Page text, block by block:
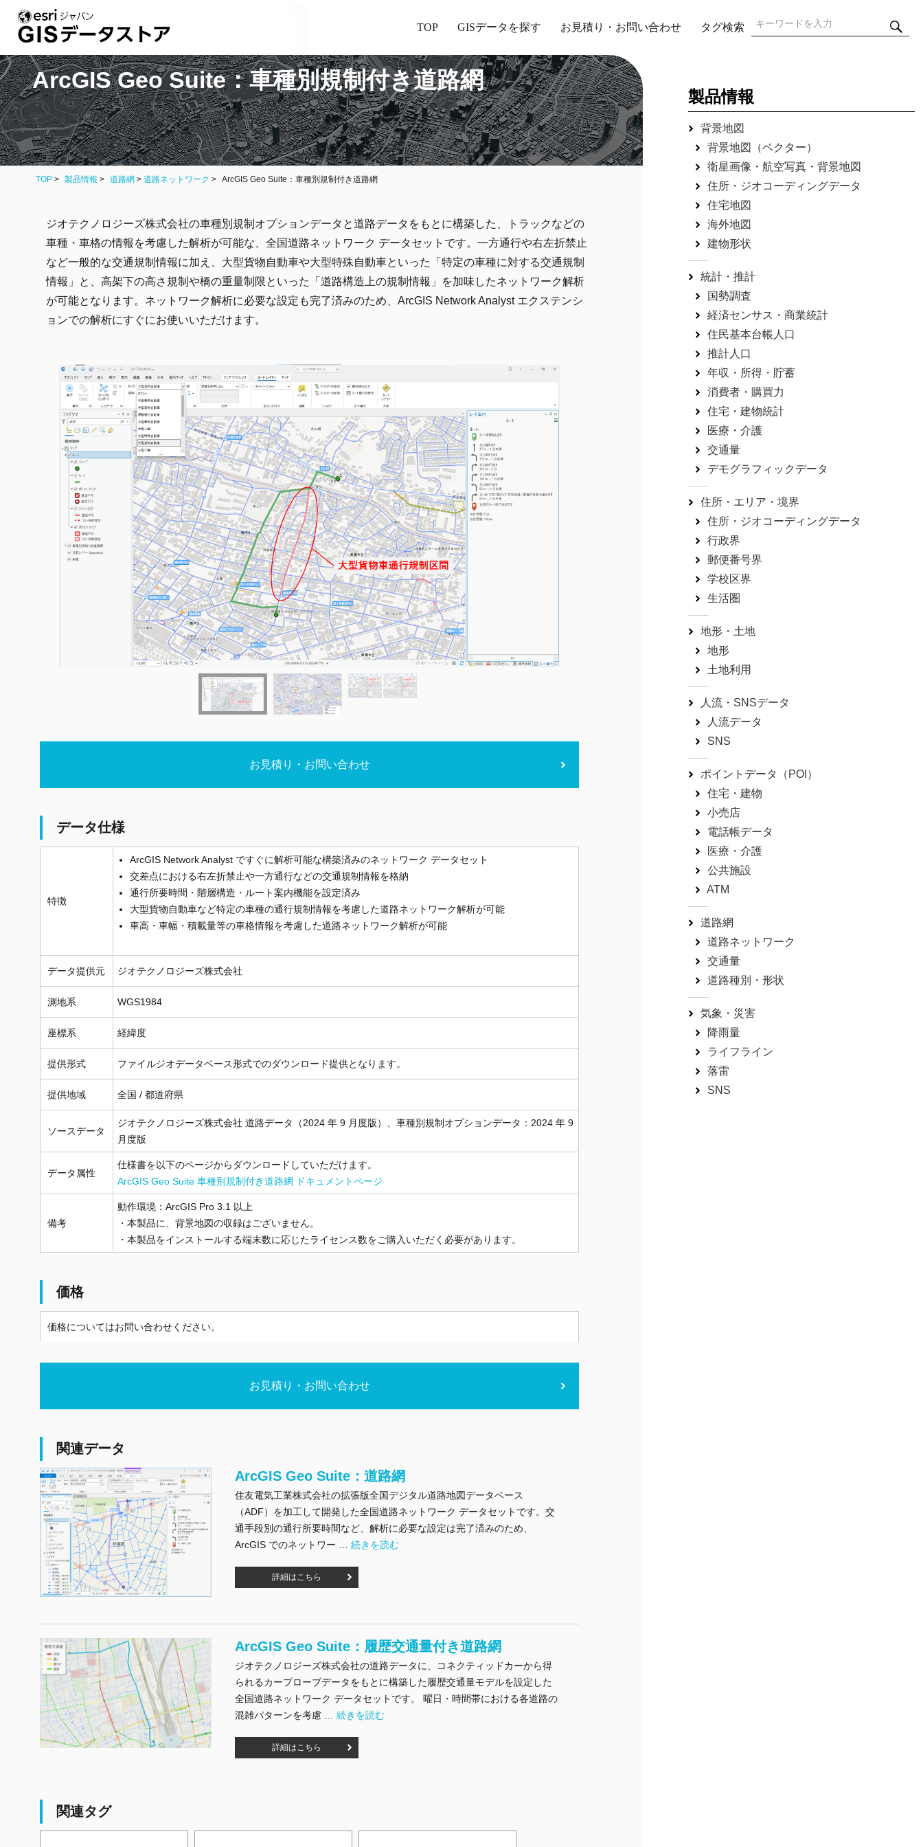
TOP GISデータを探す お見積り・お問い合わせ タグ検索
検
索:
ArcGIS Geo Suite：車種別規制付き道路網
TOP 製品情報 道路網 > 道路ネットワーク ArcGIS Geo Suite：車種別規制付き道路網
ジオテクノロジーズ株式会社の車種別規制オプションデータと道路データをもとに構築した、トラックなどの
車種・車格の情報を考慮した解析が可能な、全国道路ネットワーク データセットです。一方通行や右左折禁止
など一般的な交通規制情報に加え、大型貨物自動車や大型特殊自動車といった「特定の車種に対する交通規制
情報」と、高架下の高さ規制や橋の重量制限といった「道路構造上の規制情報」を加味したネットワーク解析
が可能となります。ネットワーク解析に必要な設定も完了済みのため、ArcGIS Network Analyst エクステンシ
ョンでの解析にすぐにお使いいただけます。
お見積り・お問い合わせ
データ仕様
特徴
ArcGIS Network Analyst ですぐに解析可能な構築済みのネットワーク データセット
交差点における右左折禁止や一方通行などの交通規制情報を格納
通行所要時間・階層構造・ルート案内機能を設定済み
大型貨物自動車など特定の車種の通行規制情報を考慮した道路ネットワーク解析が可能
車高・車幅・積載量等の車格情報を考慮した道路ネットワーク解析が可能
データ提供元 ジオテクノロジーズ株式会社
測地系 WGS1984
座標系 経緯度
提供形式 ファイルジオデータベース形式でのダウンロード提供となります。
提供地域 全国 / 都道府県
ソースデータ
ジオテクノロジーズ株式会社 道路データ（2024 年 9 月度版）、車種別規制オプションデータ：2024 年 9
月度版
データ属性
仕様書を以下のページからダウンロードしていただけます。
ArcGIS Geo Suite 車種別規制付き道路網 ドキュメントページ
備考
動作環境：ArcGIS Pro 3.1 以上
・本製品に、背景地図の収録はございません。
・本製品をインストールする端末数に応じたライセンス数をご購入いただく必要があります。
価格
価格についてはお問い合わせください。
お見積り・お問い合わせ
関連データ
ArcGIS Geo Suite：道路網
住友電気工業株式会社の拡張版全国デジタル道路地図データベース
（ADF）を加工して開発した全国道路ネットワーク データセットです。交
通手段別の通行所要時間など、解析に必要な設定は完了済みのため、
ArcGIS でのネットワー …"ArcGIS Geo Suite：道路網" の
続きを読む
詳細はこちら
ArcGIS Geo Suite：履歴交通量付き道路網
ジオテクノロジーズ株式会社の道路データに、コネクティッドカーから得
られるカープローブデータをもとに構築した履歴交通量モデルを設定した
全国道路ネットワーク データセットです。 曜日・時間帯における各道路の
混雑パターンを考慮 …"ArcGIS Geo Suite：履歴交通量付き道路網" の
続きを読む
詳細はこちら
関連タグ
製品情報
背景地図
背景地図（ベクター）
衛星画像・航空写真・背景地図
住所・ジオコーディングデータ
住宅地図
海外地図
建物形状
統計・推計
国勢調査
経済センサス・商業統計
住民基本台帳人口
推計人口
年収・所得・貯蓄
消費者・購買力
住宅・建物統計
医療・介護
交通量
デモグラフィックデータ
住所・エリア・境界
住所・ジオコーディングデータ
行政界
郵便番号界
学校区界
生活圏
地形・土地
地形
土地利用
人流・SNSデータ
人流データ
SNS
ポイントデータ（POI）
住宅・建物
小売店
電話帳データ
医療・介護
公共施設
ATM
道路網
道路ネットワーク
交通量
道路種別・形状
気象・災害
降雨量
ライフライン
落雷
SNS